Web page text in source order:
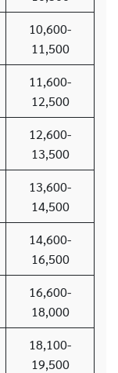
10,600-
11,500
11,600-
12,500
12,600-
13,500
13,600-
14,500
14,600-
16,500
16,600-
18,000
18,100-
19,500